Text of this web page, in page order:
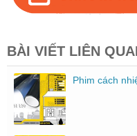
BÀI VIẾT LIÊN
Phim cách